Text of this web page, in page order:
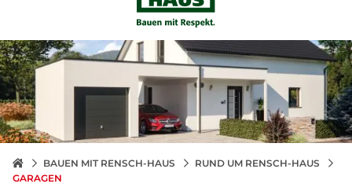
BAUEN MIT RENSCH-HAUS
RUND UM RENSCH-HAUS
GARAGEN